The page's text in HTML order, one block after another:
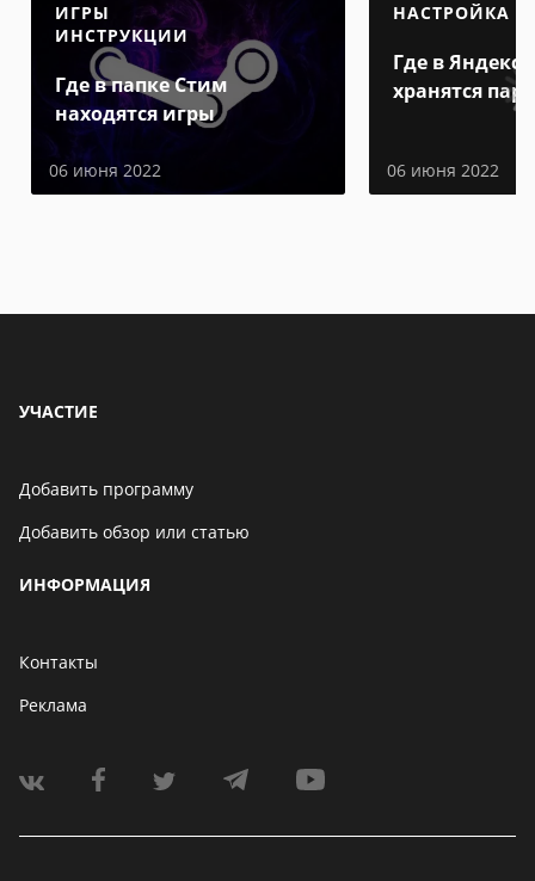
ИГРЫ
ИНСТРУКЦИИ
Где в папке Стим
находятся игры
06 июня 2022
НАСТРОЙКА
Где в Яндекс
хранятся
06 июня 2022
УЧАСТИЕ
Добавить программу
Добавить обзор или статью
ИНФОРМАЦИЯ
Контакты
Реклама